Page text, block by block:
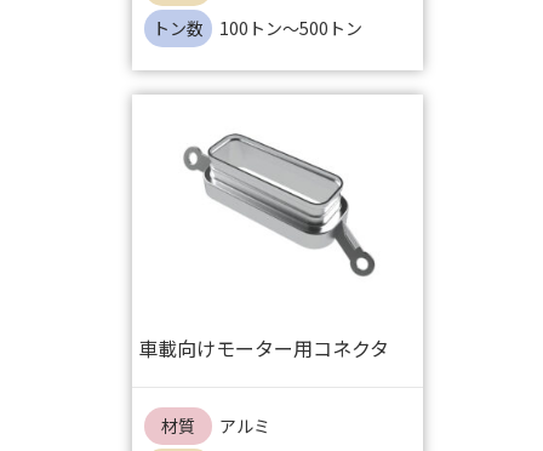
トン数
100トン～500トン
車載向けモーター用コネクタ
材質 アルミ